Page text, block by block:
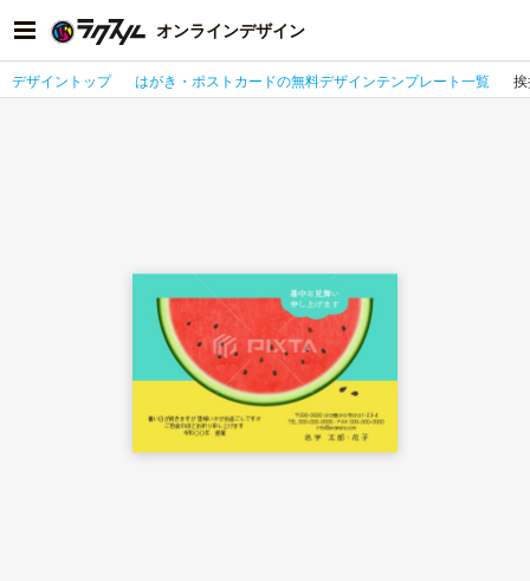
オンラインデザイン
デザイントップ はがき・ポストカードの無料デザインテンプレート一覧 挨